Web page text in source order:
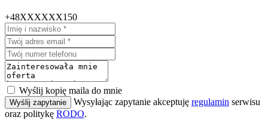
+48XXXXXX150
Wyślij kopię maila do mnie
Wyślij zapytanie Wysyłając zapytanie akceptuję regulamin serwisu
oraz politykę RODO.